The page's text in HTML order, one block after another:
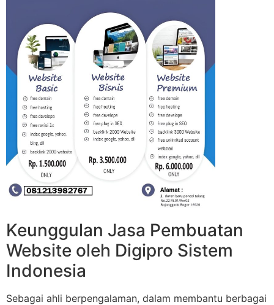
Keunggulan Jasa Pembuatan
Website oleh Digipro Sistem
Indonesia
Sebagai ahli berpengalaman, dalam membantu berbagai